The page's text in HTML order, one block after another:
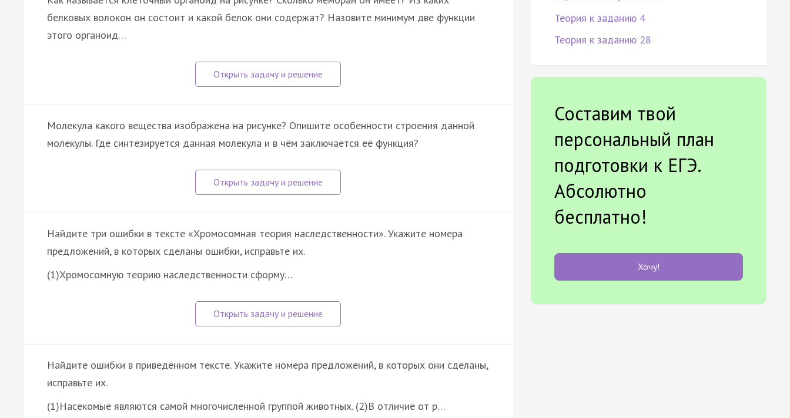
белковых волокон он состоит и какой белок они содержат? Назовите минимум две функции
этого органоид…
Молекула какого вещества изображена на рисунке? Опишите особенности строения данной
молекулы. Где синтезируется данная молекула и в чём заключается её функция?
Найдите три ошибки в тексте «Хромосомная теория наследственности». Укажите номера
предложений, в которых сделаны ошибки, исправьте их.
(1)Хромосомную теорию наследственности сформу…
Найдите ошибки в приведённом тексте. Укажите номера предложений, в которых они сделаны,
исправьте их.
(1)Насекомые являются самой многочисленной группой животных. (2)В отличие от р…
Теория к заданию 4
Теория к заданию 28
Составим твой
персональный план
подготовки к ЕГЭ.
Абсолютно
бесплатно!
Хочу!